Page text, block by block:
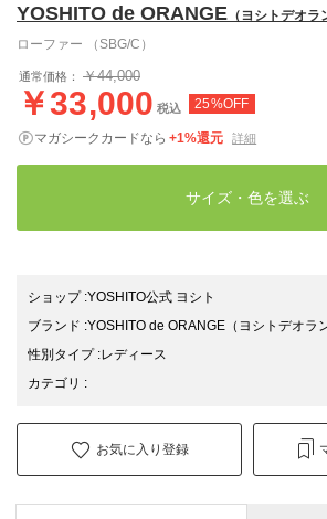
YOSHITO de ORANGE （ヨシトデオラ
ローファー （SBG/C）
通常価格： ￥44,000
￥33,000 税込 25%OFF
マガシークカードなら +1%還元 詳細
サイズ・色を選ぶ
ショップ:YOSHITO公式 ヨシト
ブランド :YOSHITO de ORANGE （ヨシトデオラ
性別タイプ:レディース
カテゴリ :
お気に入り登録